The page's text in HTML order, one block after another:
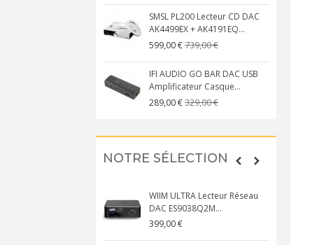
SMSL PL200 Lecteur CD DAC
AK4499EX + AK4191EQ...
599,00 €739,00 €
IFI AUDIO GO BAR DAC USB
Amplificateur Casque...
289,00 €329,00 €
NOTRE SÉLECTION
WIIM ULTRA Lecteur Réseau
DAC ES9038Q2M...
399,00 €